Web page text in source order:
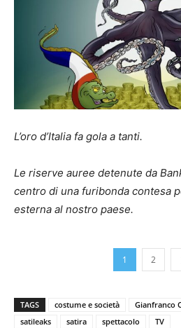
L’oro d’Italia fa gola a tanti.
Le riserve auree detenute da
centro di una furibonda contesa
esterna al nostro paese.
1 2
TAGS costume e società Gianfranco
satileaks
satira spettacolo TV